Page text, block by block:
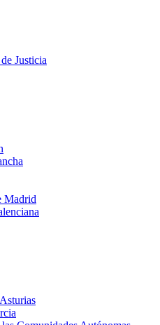
Justicia
Madrid